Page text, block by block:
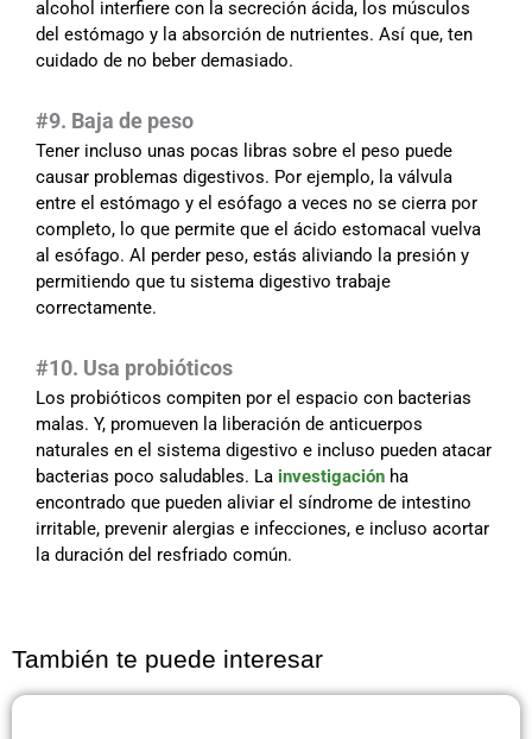
alcohol interfiere con la secreción ácida, los músculos
del estómago y la absorción de nutrientes. Así que, ten
cuidado de no beber demasiado.
#9. Baja de peso
Tener incluso unas pocas libras sobre el peso puede
causar problemas digestivos. Por ejemplo, la válvula
entre el estómago y el esófago a veces no se cierra por
completo, lo que permite que el ácido estomacal vuelva
al esófago. Al perder peso, estás aliviando la presión y
permitiendo que tu sistema digestivo trabaje
correctamente.
#10. Usa probióticos
Los probióticos compiten por el espacio con bacterias
malas. Y, promueven la liberación de anticuerpos
naturales en el sistema digestivo e incluso pueden atacar
bacterias poco saludables. La investigación ha
encontrado que pueden aliviar el síndrome de intestino
irritable, prevenir alergias e infecciones, e incluso acortar
la duración del resfriado común.
También te puede interesar